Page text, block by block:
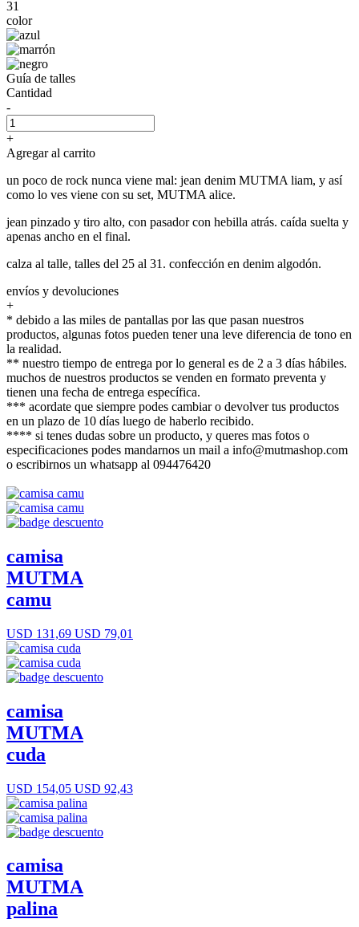
31
color
Guía de talles
Cantidad
-
+
Agregar al carrito
un poco de rock nunca viene mal: jean denim MUTMA liam, y así
como lo ves viene con su set, MUTMA alice.
jean pinzado y tiro alto, con pasador con hebilla atrás. caída suelta y
apenas ancho en el final.
calza al talle, talles del 25 al 31. confección en denim algodón.
envíos y devoluciones
+
* debido a las miles de pantallas por las que pasan nuestros
productos, algunas fotos pueden tener una leve diferencia de tono en
la realidad.
** nuestro tiempo de entrega por lo general es de 2 a 3 días hábiles.
muchos de nuestros productos se venden en formato preventa y
tienen una fecha de entrega específica.
*** acordate que siempre podes cambiar o devolver tus productos
en un plazo de 10 días luego de haberlo recibido.
**** si tenes dudas sobre un producto, y queres mas fotos o
especificaciones podes mandarnos un mail a info@mutmashop.com
o escribirnos un whatsapp al 094476420
camisa
MUTMA
camu
USD 131,69 USD 79,01
camisa
MUTMA
cuda
USD 154,05 USD 92,43
camisa
MUTMA
palina